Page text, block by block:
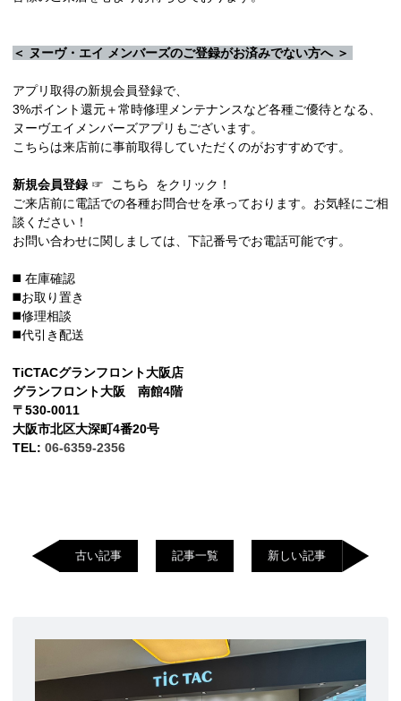
＜ ヌーヴ・エイ メンバーズのご登録がお済みでない方へ ＞
アプリ取得の新規会員登録で、
3%ポイント還元＋常時修理メンテナンスなど各種ご優待となる、
ヌーヴエイメンバーズアプリもございます。
こちらは来店前に事前取得していただくのがおすすめです。
新規会員登録 ☞ こちら
をクリック！
ご来店前に電話での各種お問合せを承っております。お気軽にご相
談ください！
お問い合わせに関しましては、下記番号でお電話可能です。
◼️ 在庫確認
◼️お取り置き
◼️修理相談
◼️代引き配送
TiCTACグランフロント大阪店
グランフロント大阪 南館4階
〒530-0011
大阪市北区大深町4番20号
TEL: 06-6359-2356
古い記事 記事一覧 新しい記事